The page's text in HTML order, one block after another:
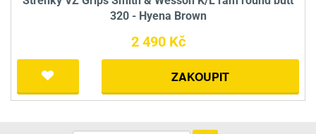
320 - Hyena Brown
2 490 Kč
ZAKOUPIT